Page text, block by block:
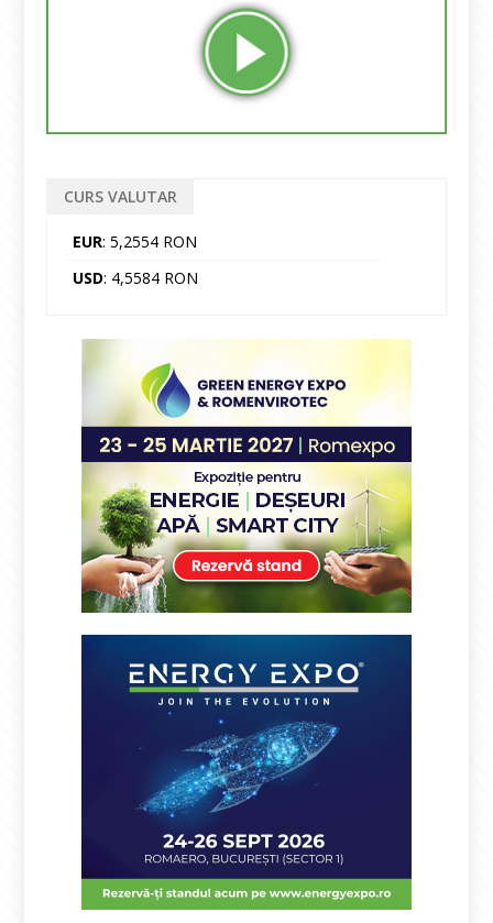
CURS VALUTAR
EUR: 5,2554 RON
USD: 4,5584 RON